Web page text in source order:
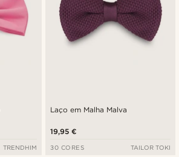
TRENDHIM
Laço em Malha Malva
19,95 €
30 CORES TAILOR TOKI